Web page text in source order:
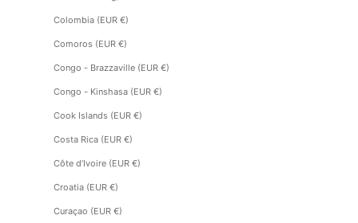
Colombia (EUR €)
Comoros (EUR €)
Congo - Brazzaville (EUR €)
Congo - Kinshasa (EUR €)
Cook Islands (EUR €)
Costa Rica (EUR €)
Côte d’Ivoire (EUR €)
Croatia (EUR €)
Curaçao (EUR €)